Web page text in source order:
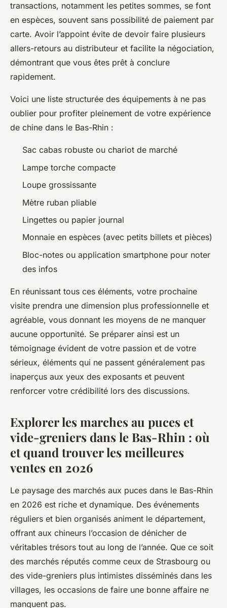
transactions, notamment les petites sommes, se font
en espèces, souvent sans possibilité de paiement par
carte. Avoir l’appoint évite de devoir faire plusieurs
allers-retours au distributeur et facilite la négociation,
démontrant que vous êtes prêt à conclure
rapidement.
Voici une liste structurée des équipements à ne pas
oublier pour profiter pleinement de votre expérience
de chine dans le Bas-Rhin :
Sac cabas robuste ou chariot de marché
Lampe torche compacte
Loupe grossissante
Mètre ruban pliable
Lingettes ou papier journal
Monnaie en espèces (avec petits billets et pièces)
Bloc-notes ou application smartphone pour noter
des infos
En réunissant tous ces éléments, votre prochaine
visite prendra une dimension plus professionnelle et
agréable, vous donnant les moyens de ne manquer
aucune opportunité. Se préparer ainsi est un
témoignage évident de votre passion et de votre
sérieux, éléments qui ne passent généralement pas
inaperçus aux yeux des exposants et peuvent
renforcer votre crédibilité lors des discussions.
Explorer les marches au puces et
vide-greniers dans le Bas-Rhin : où
et quand trouver les meilleures
ventes en 2026
Le paysage des marchés aux puces dans le Bas-Rhin
en 2026 est riche et dynamique. Des événements
réguliers et bien organisés animent le département,
offrant aux chineurs l’occasion de dénicher de
véritables trésors tout au long de l’année. Que ce soit
des marchés réputés comme ceux de Strasbourg ou
des vide-greniers plus intimistes disséminés dans les
villages, les occasions de faire une bonne affaire ne
manquent pas.